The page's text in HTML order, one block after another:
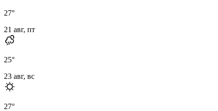
27°
21 авг, пт
25°
23 авг, вс
27°